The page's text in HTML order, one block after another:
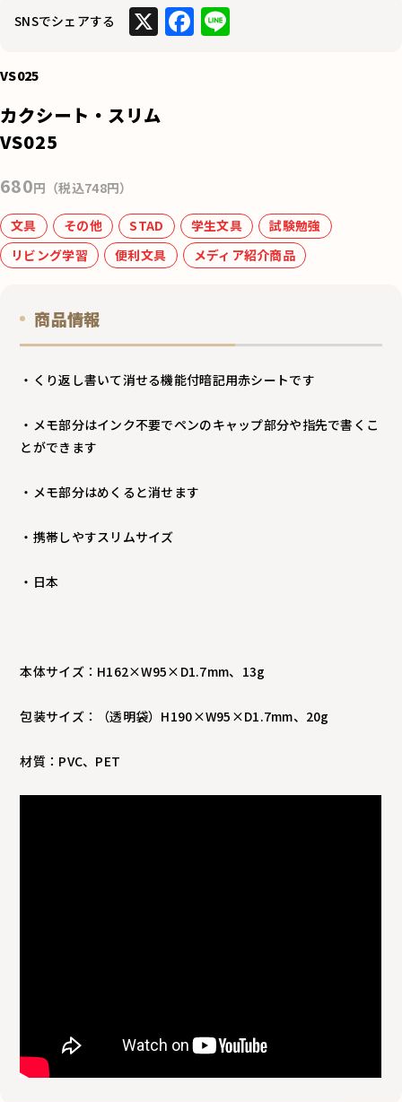
SNSでシェアする X F
k
Li
VS025
カクシート・スリム
VS025
680円（税込748円）
文具 その他 STAD 学生文具
試験勉強
リビング学習
便利文具 メディア紹介商品
商品情報
・くり返し書いて消せる機能付暗記用赤シートです
・メモ部分はインク不要でペンのキャップ部分や指先で書くこ
とができます
・メモ部分はめくると消せます
・携帯しやすスリムサイズ
・日本
本体サイズ：H162×W95×D1.7mm、13g
包装サイズ：（透明袋）H190×W95×D1.7mm、20g
材質：PVC、PET